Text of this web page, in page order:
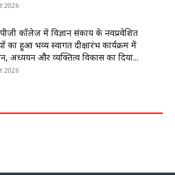
2026
कॉलेज में विज्ञान संकाय के नवप्रवेशित
का हुआ भव्य स्वागत दीक्षारंभ कार्यक्रम में
अध्ययन और व्यक्तित्व विकास का दिया...
2026